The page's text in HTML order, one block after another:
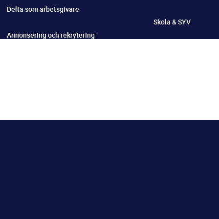
Delta som arbetsgivare
Annonsering och rekrytering
Skola & SYV